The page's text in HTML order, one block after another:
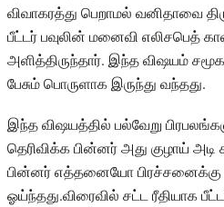
விவாகரத்து பெறாமல் வனிதாவை
பீட்டர் பவுலின் மனைவி எலிசபெத்
அளித்திருந்தார். இந்த விஷயம்
பேசும் பொருளாக இருந்து வந்தது.
இந்த விஷயத்தில் பல்வேறு
தெரிவிக்க பின்னர் அது குழாய்
பின்னர் எத்தனையோ பிரச்சனைக்கு
ஓய்ந்தது.விரைவில் சட்ட ரீதியாக